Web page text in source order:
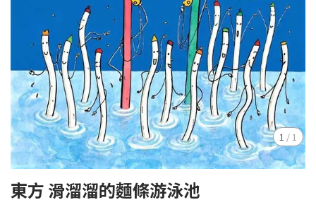
1 /1
東方 滑溜溜的麵條游泳池